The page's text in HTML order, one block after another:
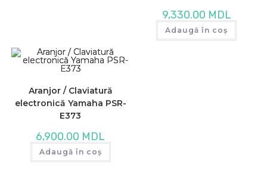
9,330.00 MDL
Adaugă în coș
Aranjor / Claviatură
electronică Yamaha PSR-
E373
6,900.00 MDL
Adaugă în coș